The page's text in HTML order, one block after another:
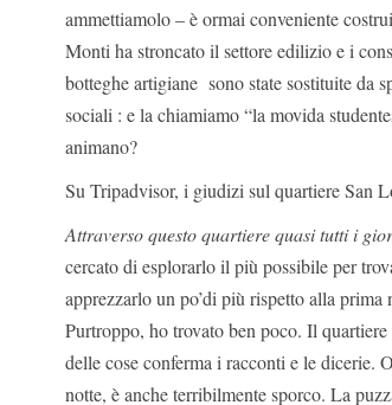
ammettiamolo – è ormai conveniente
Monti ha stroncato il settore edilizio e i
botteghe artigiane sono state sostituite da
sociali : e la chiamiamo “la movida
animano?
Su Tripadvisor, i giudizi sul quartiere San
Attraverso questo quartiere quasi tutti i
cercato di esplorarlo il più possibile per
apprezzarlo un po’di più rispetto alla
Purtroppo, ho trovato ben poco. Il
delle cose conferma i racconti e le dicerie.
notte, è anche terribilmente sporco. La